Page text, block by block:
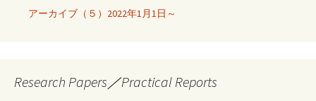
アーカイブ（５）2022年1月1日～
Research Papers／Practical Reports